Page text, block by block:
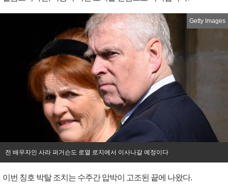
Getty Images
전 배우자인 사라 퍼거슨도 로열 로지에서 이사나갈 예정이다
이번 칭호 박탈 조치는 수주간 압박이 고조된 끝에 나왔다.